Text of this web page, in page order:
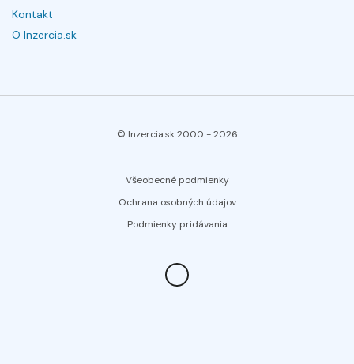
Kontakt
O Inzercia.sk
© Inzercia.sk 2000 -2026
Všeobecné podmienky
Ochrana osobných údajov
Podmienky pridávania